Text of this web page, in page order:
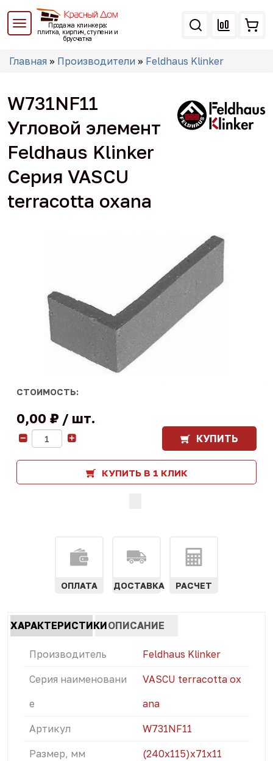
Перейти
основному
Продажа клинкера:
плитка, кирпич, ступени и
брусчатка
Вы
Главная » Производители » Feldhaus Klinker
W731NF11
Угловой элемент
Feldhaus Klinker
Серия VASCU
terracotta oxana
СТОИМОСТЬ:
0,00 ₽ шт.
КУПИТЬ
КУПИТЬ В 1 КЛИК
ОПЛАТА ДОСТАВКА РАСЧЕТ
Характеристики
табы
ХАРАКТЕРИСТИКИОПИСАНИЕ
Производитель Feldhaus Klinker
Серия наименовани
е
VASCU terracotta ox
ana
Артикул W731NF11
Размер, мм (240x115)х71х11